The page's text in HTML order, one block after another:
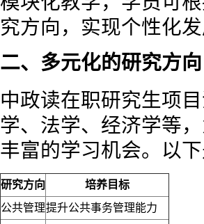
究方向，实现个性化
二、多元化的研究方向
中政读在职研究生项
学、法学、经济学等
丰富的学习机会。以
研究方向
培养目标
公共管理提升公共事务管理能力